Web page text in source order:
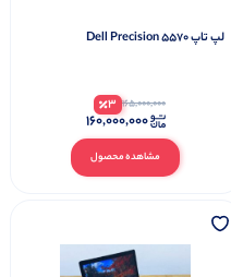
لپ تاپ Dell Precision 5570
مشاهده محصول
165,000,000
3
۱۶۰,۰۰۰,۰۰۰